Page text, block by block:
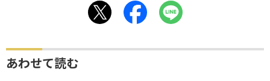
あわせて読む